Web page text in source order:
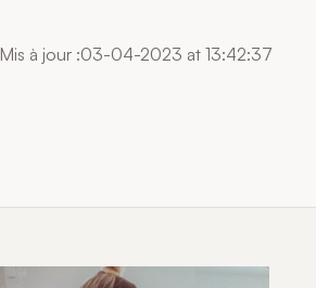
Mis à jour :03-04-2023 at 13:42:37